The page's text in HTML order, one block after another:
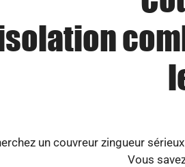
un couvreur zingueur
Vous